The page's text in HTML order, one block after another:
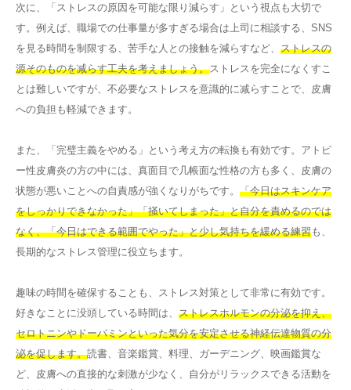
次に、「ストレスの原因を可能な限り減らす」という視点も大切で
す。例えば、職場での仕事量が多すぎる場合は上司に相談する、SNS
を見る時間を制限する、苦手な人との接触を減らすなど、 ストレスの
源そのものを减らす工夫を考えましょう。ストレスを完全になくすこ
とは難しいですが、不必要なストレスを意識的に减らすことで、皮膚
への負担も軽減できます。
また、「完璧主義をやめる」という考え方の転換も有効です。アトピ
ー性皮膚炎の方の中には、真面目で几帳面な性格の方も多く、皮膚の
状態が悪いことへの自責感が強くなりがちです。 「今日はスキンケア
をしっかりできなかった」「掻いてしまった」と自分を責めるのでは
なく、「今日はできる範囲でやった」と少し気持ちを緩める練習も、
長期的なストレス管理に役立ちます。
趣味の時間を確保することも、ストレス対策として非常に有効です。
好きなことに没頭している時間は、 ストレスホルモンの分泌を抑え、
セロトニンやドーパミンといった気分を安定させる神経伝達物質の分
泌を促します。読書、音楽鑑賞、料理、ガーデニング、映画鑑賞な
ど、皮膚への直接的な刺激が少なく、自分がリラックスできる活動を